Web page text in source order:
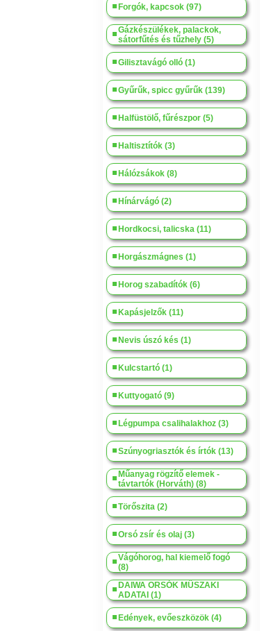
Forgók, kapcsok (97)
Gázkészülékek, palackok,
sátorfűtés és tűzhely (5)
Gilisztavágó olló (1)
Gyűrűk, spicc gyűrűk (139)
Halfüstölő, fűrészpor (5)
Haltisztítók (3)
Hálózsákok (8)
Hínárvágó (2)
Hordkocsi, talicska (11)
Horgászmágnes (1)
Horog szabadítók (6)
Kapásjelzők (11)
Nevis úszó kés (1)
Kulcstartó (1)
Kuttyogató (9)
Légpumpa csalihalakhoz (3)
Szúnyogriasztók és írtók (13)
Műanyag rögzítő elemek -
távtartók (Horváth) (8)
Törőszita (2)
Orsó zsír és olaj (3)
Vágóhorog, hal kiemelő fogó
(8)
DAIWA ORSÓK MŰSZAKI
ADATAI (1)
Edények, evőeszközök (4)